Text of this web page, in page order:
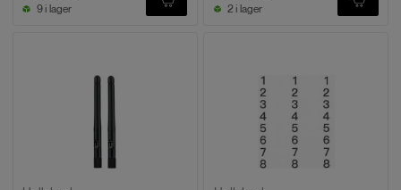
9 i lager 2 i lager